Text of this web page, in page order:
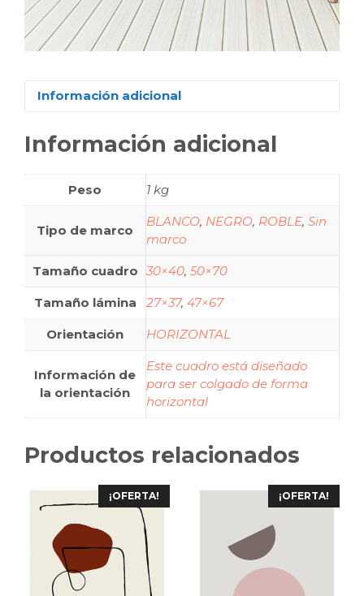
Información adicional
Información adicional
Peso 1 kg
Tipo de marco
BLANCO, NEGRO, ROBLE, Sin
marco
Tamaño cuadro 30×40, 50×70
Tamaño lámina 27×37, 47×67
Orientación HORIZONTAL
Información de
la orientación
Este cuadro está diseñado
para ser colgado de forma
horizontal
Productos relacionados
¡OFERTA! ¡OFERTA!